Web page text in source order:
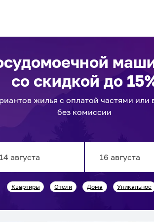
со скидкой до
жилья с оплатой частями или
без комиссии
backward
interact
Квартиры Отели Дома Уникальное